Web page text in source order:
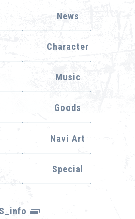
News
Character
Music
Goods
Navi Art
Special